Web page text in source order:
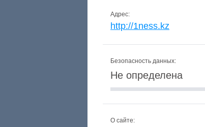
Адрес:
http://1ness.kz
Безопасность данных:
Не определена
О сайте: